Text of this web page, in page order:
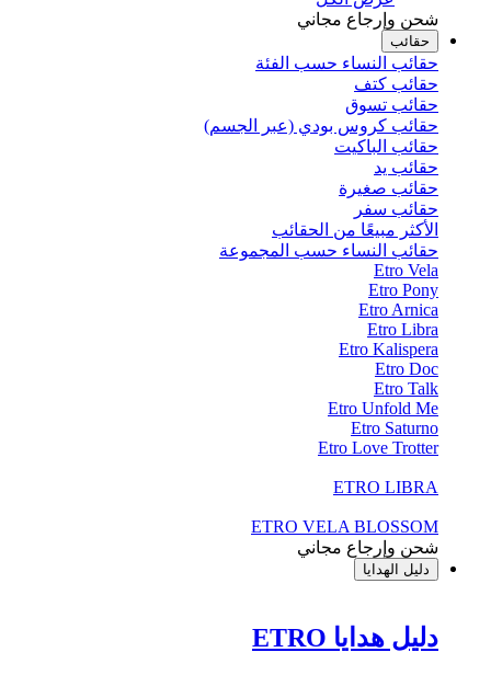
شحن وإرجاع مجاني
حقائب
حقائب النساء حسب الفئة
حقائب كتف
حقائب تسوق
حقائب كروس بودي (عبر الجسم)
حقائب الباكيت
حقائب يد
حقائب صغيرة
حقائب سفر
الأكثر مبيعًا من الحقائب
حقائب النساء حسب المجموعة
Etro Vela
Etro Pony
Etro Arnica
Etro Libra
Etro Kalispera
Etro Doc
Etro Talk
Etro Unfold Me
Etro Saturno
Etro Love Trotter
ETRO LIBRA
ETRO VELA BLOSSOM
شحن وإرجاع مجاني
دليل الهدايا
دليل هدايا ETRO